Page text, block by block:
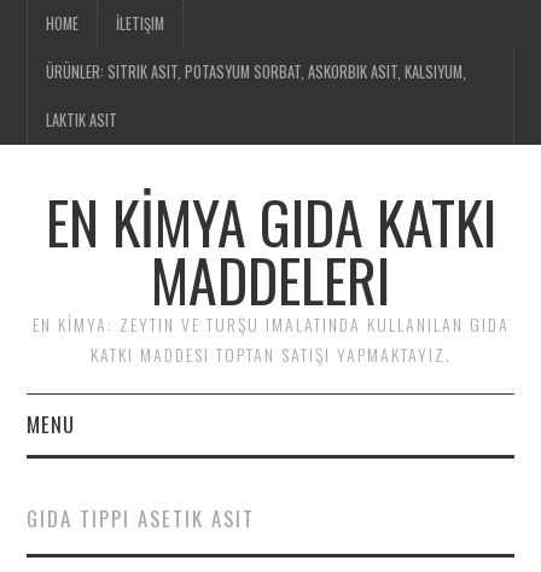
HOME İLETIŞIM
ÜRÜNLER: SITRIK ASIT, POTASYUM SORBAT, ASKORBIK ASIT, KALSIYUM,
LAKTIK ASIT
EN KİMYA GIDA KATKI
MADDELERI
EN KİMYA: ZEYTIN VE TURŞU IMALATINDA KULLANILAN GIDA
KATKI MADDESI TOPTAN SATIŞI YAPMAKTAYIZ.
MENU
İLETIŞIM
GIDA TIPPI ASETIK ASIT